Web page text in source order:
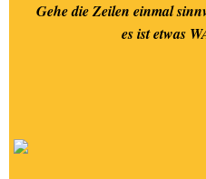
Heimat-unsere Kultur-mein
07.-MEINE TAGESTOUREN
Gehe die Zeilen einmal
es ist etwas